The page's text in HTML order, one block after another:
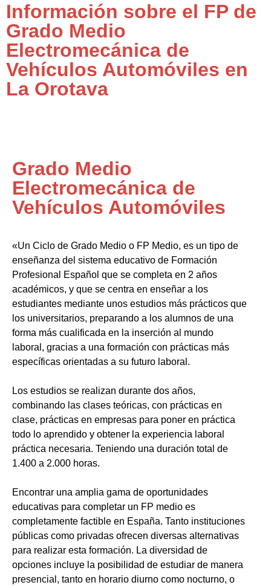
Información sobre el FP de
Grado Medio
Electromecánica de
Vehículos Automóviles en
La Orotava
Grado Medio
Electromecánica de
Vehículos Automóviles
«Un Ciclo de Grado Medio o FP Medio, es un tipo de
enseñanza del sistema educativo de Formación
Profesional Español que se completa en 2 años
académicos, y que se centra en enseñar a los
estudiantes mediante unos estudios más prácticos que
los universitarios, preparando a los alumnos de una
forma más cualificada en la inserción al mundo
laboral, gracias a una formación con prácticas más
específicas orientadas a su futuro laboral.
Los estudios se realizan durante dos años,
combinando las clases teóricas, con prácticas en
clase, prácticas en empresas para poner en práctica
todo lo aprendido y obtener la experiencia laboral
práctica necesaria. Teniendo una duración total de
1.400 a 2.000 horas.
Encontrar una amplia gama de oportunidades
educativas para completar un FP medio es
completamente factible en España. Tanto instituciones
públicas como privadas ofrecen diversas alternativas
para realizar esta formación. La diversidad de
opciones incluye la posibilidad de estudiar de manera
presencial, tanto en horario diurno como nocturno, o